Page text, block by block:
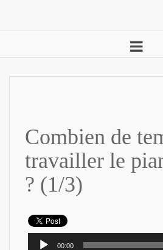
Combien de
travailler le
? (1/3)
Lecteur
00:00